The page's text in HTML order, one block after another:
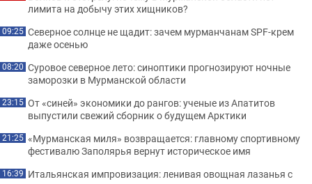
лимита на добычу этих хищников?
09:25 Северное солнце не щадит: зачем мурманчанам SPF-крем
даже осенью
08:20 Суровое северное лето: синоптики прогнозируют ночные
заморозки в Мурманской области
23:15 От «синей» экономики до рангов: ученые из Апатитов
выпустили свежий сборник о будущем Арктики
21:25 «Мурманская миля» возвращается: главному спортивному
фестивалю Заполярья вернут историческое имя
16:39 Итальянская импровизация: ленивая овощная лазанья с